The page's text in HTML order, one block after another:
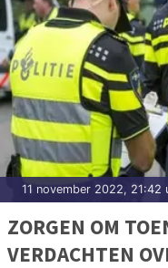
11 november 2022, 21:42
ZORGEN OM
VERDACHTEN